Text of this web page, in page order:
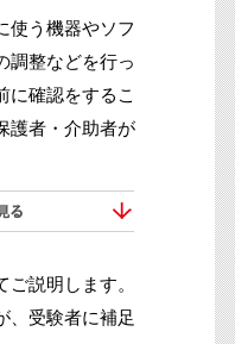
使う機器やソフ
調整などを行っ
に確認をするこ
護者・介助者が
説明します。
、受験者に補足